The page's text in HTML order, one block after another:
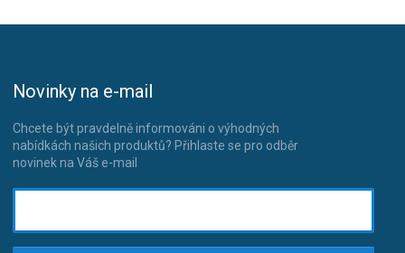
Novinky na e-mail
Chcete být pravdelně informováni o výhodných
nabídkách našich produktů? Přihlaste se pro odběr
novinek na Váš e-mail